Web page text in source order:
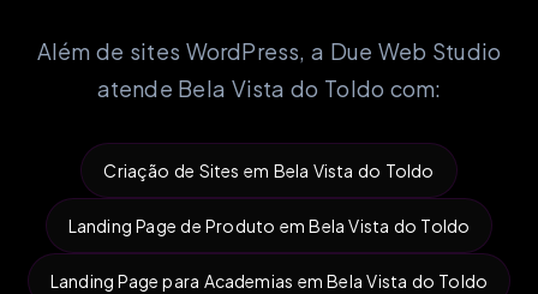
Além de sites WordPress, a Due Web Studio
atende Bela Vista do Toldo com:
Criação de Sites em Bela Vista do Toldo
Landing Page de Produto em Bela Vista do Toldo
Landing Page para Academias em Bela Vista do Toldo